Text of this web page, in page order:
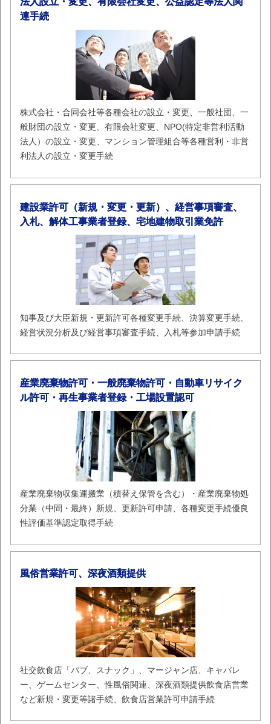
連手続
株式会社・合同会社等各種会社の設立・変更、一般社団、一
般財団の設立・変更、有限会社変更、NPO(特定非営利活動
法人）の設立・変更、マンション管理組合等各種営利・非営
利法人の設立・変更手続
建設業許可（新規・変更・更新）、経営事項審査、
入札、解体工事業者登録、宅地建物取引業免許
知事及び大臣新規・更新許可各種変更手続、決算変更手続、
経営状況分析及び経営事項審査手続、入札等参加申請手続
産業廃棄物許可・一般廃棄物許可・自動車リサイク
ル許可・再生事業者登録・工場設置認可
産業廃棄物収集運搬業（積替え保管を含む）・産業廃棄物処
分業（中間・最終）新規、更新許可申請、各種変更手続優良
性評価基準認定取得手続
風俗営業許可、深夜酒類提供
社交飲食店「パブ、スナック」、マージャン店、キャバレ
ー、ゲームセンター、性風俗関連、深夜酒類提供飲食店営業
など新規・変更等諸手続、飲食店営業許可申請手続